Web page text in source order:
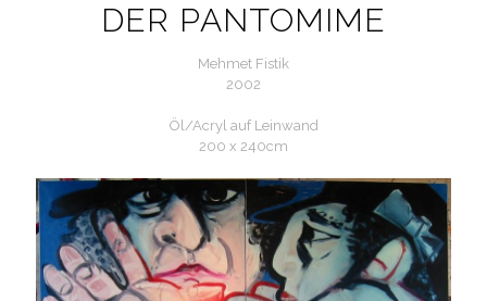
DER PANTOMIME
Mehmet Fistik
2002
Öl/Acryl auf Leinwand
200 x 240cm